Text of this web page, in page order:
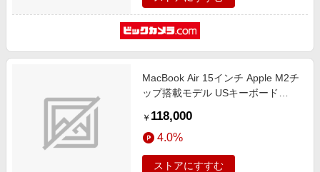
MacBook Air 15インチ Apple M2チ
ップ搭載モデル USキーボード
8GB/8コアCPUと10コアGPU] シル
バー MQKR3JA/A
￥ 118,000
4.0%
ストアにすすむ